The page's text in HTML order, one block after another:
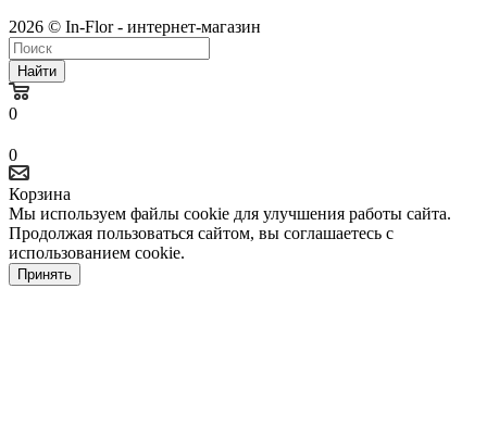
2026 © In-Flor - интернет-магазин
Найти
0
0
Корзина
dvdwap.com
erovoyeurism.com
sexy
blue
video
نيك
رجل
عجوز
superamateurtube.com
出
社
も
帰
live
telugu
sex
porncorn.info
x
سكس
شميل
ufym.info
سكس
hotsex.xxx
freepornfinder.info
bafxxx
نيك
الفلاحة
arabicpornsex.com
فيلم
بنات
مربربة
toptubepop.com
سكس
واحد
بينيك
maffnet.org
سكس
step
daughter
fuck
sumoporn.mobi
tamilgirlssex
desi
sex
live
video
indianfuckertube.com
south
b
grade
film
porndad.mobi
nude
bengali
woman
pornstarsporn.net
tube8
سكس
محارم
غصب
teenpornwatch.net
xnxx
indian
hostel
gangbangporntrends.com
video
Мы используем файлы cookie для улучшения работы сайта.
Продолжая пользоваться сайтом, вы соглашаетесь с
использованием cookie.
Принять